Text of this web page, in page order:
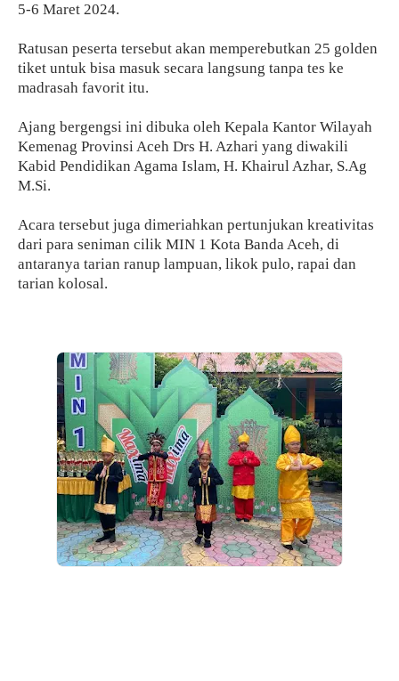
5-6 Maret 2024.
Ratusan peserta tersebut akan memperebutkan 25 golden
tiket untuk bisa masuk secara langsung tanpa tes ke
madrasah favorit itu.
Ajang bergengsi ini dibuka oleh Kepala Kantor Wilayah
Kemenag Provinsi Aceh Drs H. Azhari yang diwakili
Kabid Pendidikan Agama Islam, H. Khairul Azhar, S.Ag
M.Si.
Acara tersebut juga dimeriahkan pertunjukan kreativitas
dari para seniman cilik MIN 1 Kota Banda Aceh, di
antaranya tarian ranup lampuan, likok pulo, rapai dan
tarian kolosal.